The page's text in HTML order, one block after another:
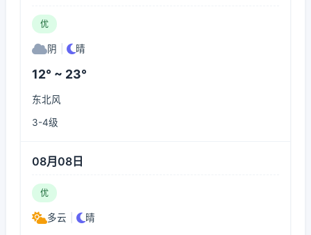
优
阴 晴
12° ~ 23°
东北风
3-4级
08月08日
优
多云 晴